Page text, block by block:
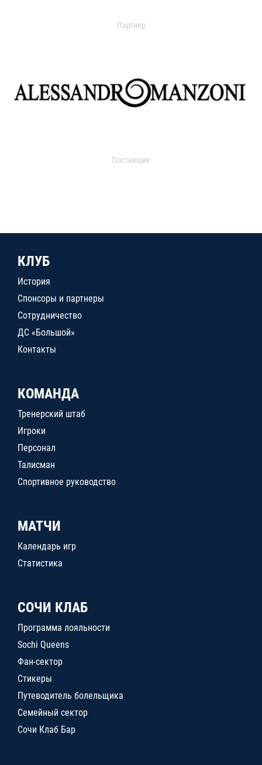
Партнер
Поставщик
КЛУБ
История
Спонсоры и партнеры
Сотрудничество
ДС «Большой»
Контакты
КОМАНДА
Тренерский штаб
Игроки
Персонал
Талисман
Спортивное руководство
МАТЧИ
Календарь игр
Статистика
СОЧИ КЛАБ
Программа лояльности
Sochi Queens
Фан-сектор
Стикеры
Путеводитель болельщика
Семейный сектор
Сочи Клаб Бар